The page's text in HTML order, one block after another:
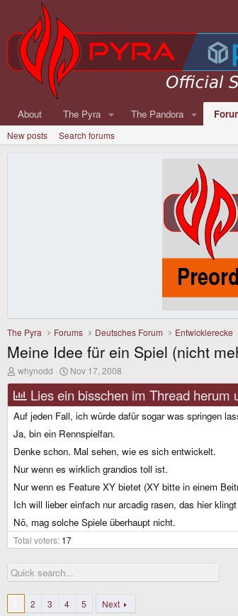
About The Pyra The Pandora
New posts Search forums
The Pyra Forums Deutsches Forum Entwicklerecke
Meine Idee für ein Spiel (nicht
T
r
e
a
d
s
a
r
t
e
whynodd
S
a
d
a
e
Nov 17, 2008
Lies ein bisschen im Thread herum
Auf jeden Fall, ich würde dafür sogar was springen
Ja, bin ein Rennspielfan.
Denke schon. Mal sehen, wie es sich entwickelt.
Nur wenn es wirklich grandios toll ist.
Nur wenn es Feature XY bietet (XY bitte in einem
Ich will lieber einfach nur arcadig rasen, das hier
Nö, mag solche Spiele überhaupt nicht.
Total voters 17
2 3 4 5 Next